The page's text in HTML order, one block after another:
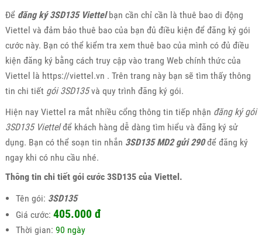
Để đăng ký 3SD135 Viettelbạn cần chỉ cần là thuê bao di động
Viettel và đảm bảo thuê bao của bạn đủ điều kiện để đăng ký gói
cước này. Bạn có thể kiểm tra xem thuê bao của mình có đủ điều
kiện đăng ký bằng cách truy cập vào trang Web chính thức của
Viettel là https://viettel.vn . Trên trang này bạn sẽ tìm thấy thông
tin chi tiết gói 3SD135và quy trình đăng ký gói.
Hiện nay Viettel ra mắt nhiều cổng thông tin tiếp nhận đăng ký gói
3SD135 Viettelđể khách hàng dễ dàng tìm hiểu và đăng ký sử
dụng. Bạn có thể soạn tin nhắn 3SD135 MD2 gửi 290để đăng ký
ngay khi có nhu cầu nhé.
Thông tin chi tiết gói cước 3SD135 của Viettel.
Tên gói: 3SD135
Giá cước: 405.000 đ
Thời gian: 90 ngày